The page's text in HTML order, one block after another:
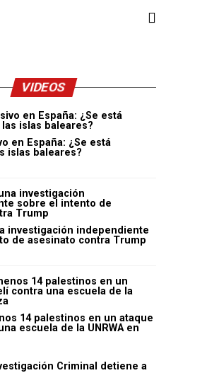
VIDEOS
en España: ¿Se está
islas baleares?
investigación independiente
de asesinato contra Trump
14 palestinos en un ataque
escuela de la UNRWA en
Criminal detiene a